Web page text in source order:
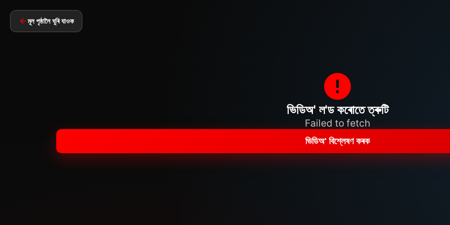
মূল পৃষ্ঠালৈ ঘূৰি যাওক
ভিডিঅ' ল'ড কৰোতে ত্ৰুটি
Failed to fetch
ভিডিঅ' বিশ্লেষণ কৰক